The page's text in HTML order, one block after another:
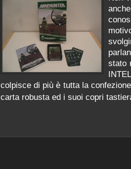
stato
colpisce di più è tutta la
carta robusta ed i suoi copri